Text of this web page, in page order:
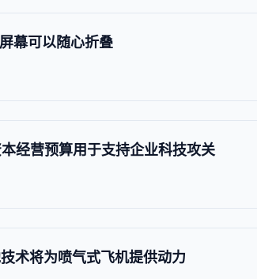
幕可以随心折叠
经营预算用于支持企业科技攻关
术将为喷气式飞机提供动力